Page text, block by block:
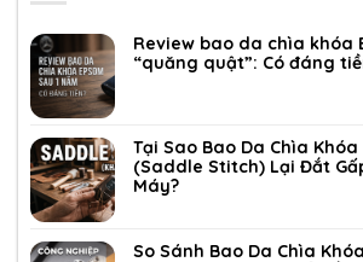
Review bao da chìa khóa
“quăng quật”: Có đáng
Tại Sao Bao Da Chìa Khóa
(Saddle Stitch) Lại Đắt
Máy?
So Sánh Bao Da Chìa